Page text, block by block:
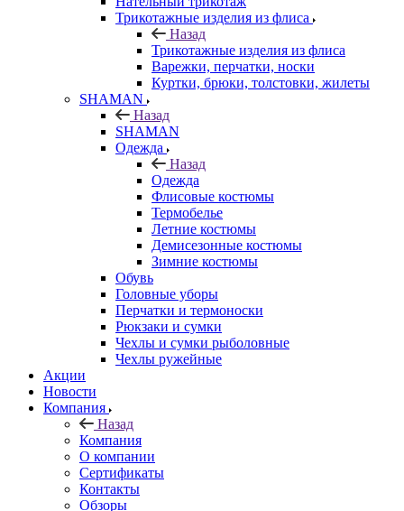
Трикотажные изделия из флиса
Назад
Трикотажные изделия из флиса
Варежки, перчатки, носки
Куртки, брюки, толстовки, жилеты
SHAMAN
Назад
SHAMAN
Одежда
Назад
Одежда
Флисовые костюмы
Термобелье
Летние костюмы
Демисезонные костюмы
Зимние костюмы
Обувь
Головные уборы
Перчатки и термоноски
Рюкзаки и сумки
Чехлы и сумки рыболовные
Чехлы ружейные
Акции
Новости
Компания
Назад
Компания
О компании
Сертификаты
Контакты
Обзоры